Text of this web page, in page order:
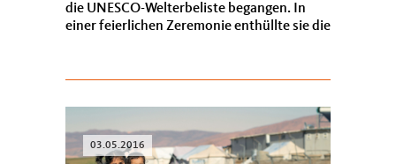
die UNESCO-Welterbeliste begangen. In
einer feierlichen Zeremonie enthüllte sie die
03.05.2016